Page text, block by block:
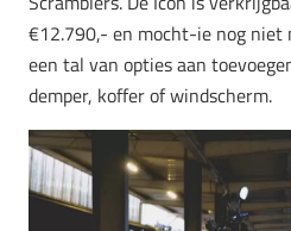
€12.790,- en mocht-ie nog niet
een tal van opties aan
demper, koffer of windscherm.